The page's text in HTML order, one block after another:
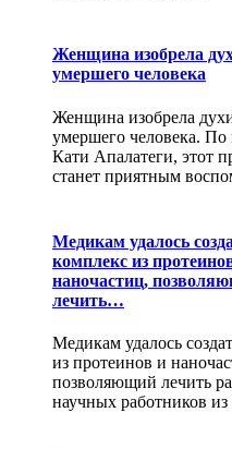
Женщина изобрела
умершего человека
Женщина изобрела
умершего человека.
Кати Апалатеги, этот
станет приятным
Медикам удалось
комплекс из
наночастиц,
лечить…
Медикам удалось
из протеинов и
позволяющий лечить
научных работников